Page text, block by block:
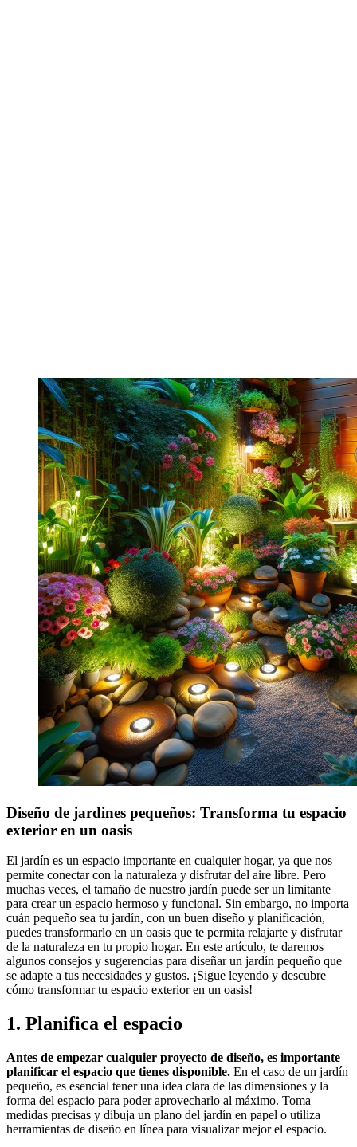
Diseño de jardines pequeños: Transforma tu espacio
exterior en un oasis
El jardín es un espacio importante en cualquier hogar, ya que nos
permite conectar con la naturaleza y disfrutar del aire libre. Pero
muchas veces, el tamaño de nuestro jardín puede ser un limitante
para crear un espacio hermoso y funcional. Sin embargo, no importa
cuán pequeño sea tu jardín, con un buen diseño y planificación,
puedes transformarlo en un oasis que te permita relajarte y disfrutar
de la naturaleza en tu propio hogar. En este artículo, te daremos
algunos consejos y sugerencias para diseñar un jardín pequeño que
se adapte a tus necesidades y gustos. ¡Sigue leyendo y descubre
cómo transformar tu espacio exterior en un oasis!
1. Planifica el espacio
Antes de empezar cualquier proyecto de diseño, es importante
planificar el espacio que tienes disponible. En el caso de un jardín
pequeño, es esencial tener una idea clara de las dimensiones y la
forma del espacio para poder aprovecharlo al máximo. Toma
medidas precisas y dibuja un plano del jardín en papel o utiliza
herramientas de diseño en línea para visualizar mejor el espacio.